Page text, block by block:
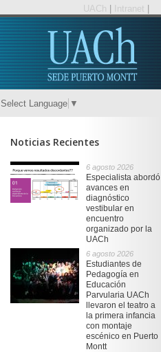
UACh Intranet
Select Language ▼
Noticias Recientes
6 agosto 2026
Especialista abordó
avances en
diagnóstico
vestibular en
encuentro
organizado por la
UACh
6 agosto 2026
Estudiantes de
Pedagogía en
Educación
Parvularia UACh
llevaron el teatro a
la primera infancia
con montaje
escénico en Puerto
Montt